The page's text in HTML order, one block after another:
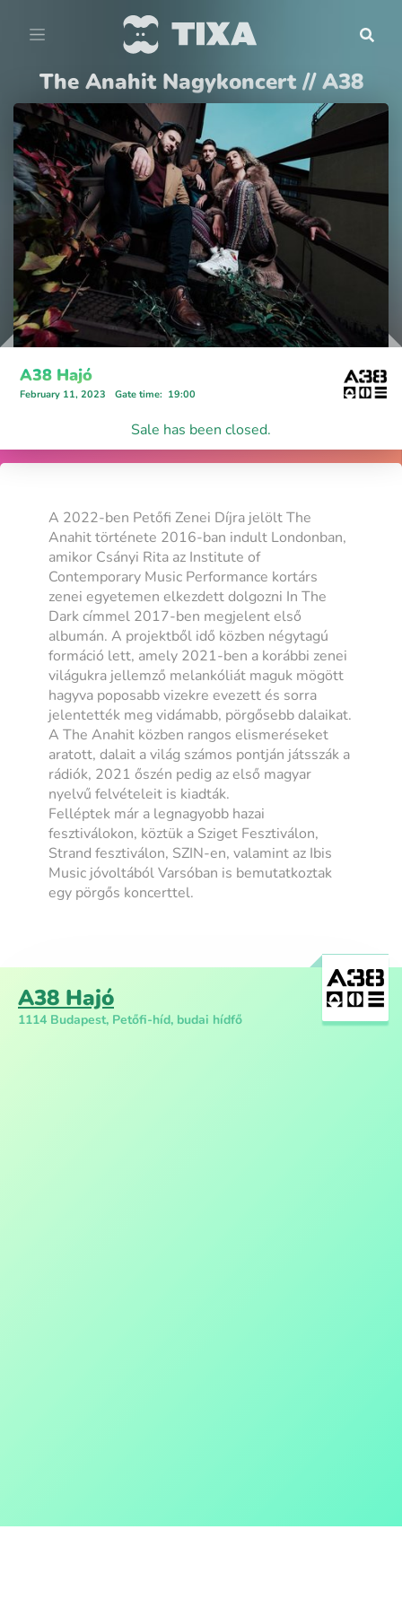
The Anahit Nagykoncert // A38
A38 Hajó
February 11, 2023 Gate time: 19:00
Sale has been closed.
A 2022-ben Petőfi Zenei Díjra jelölt The
Anahit története 2016-ban indult Londonban,
amikor Csányi Rita az Institute of
Contemporary Music Performance kortárs
zenei egyetemen elkezdett dolgozni In The
Dark címmel 2017-ben megjelent első
albumán. A projektből idő közben négytagú
formáció lett, amely 2021-ben a korábbi zenei
világukra jellemző melankóliát maguk mögött
hagyva poposabb vizekre evezett és sorra
jelentették meg vidámabb, pörgősebb dalaikat.
A The Anahit közben rangos elismeréseket
aratott, dalait a világ számos pontján játsszák a
rádiók, 2021 őszén pedig az első magyar
nyelvű felvételeit is kiadták.
Felléptek már a legnagyobb hazai
fesztiválokon, köztük a Sziget Fesztiválon,
Strand fesztiválon, SZIN-en, valamint az Ibis
Music jóvoltából Varsóban is bemutatkoztak
egy pörgős koncerttel.
A38 Hajó
1114 Budapest, Petőfi-híd, budai hídfő